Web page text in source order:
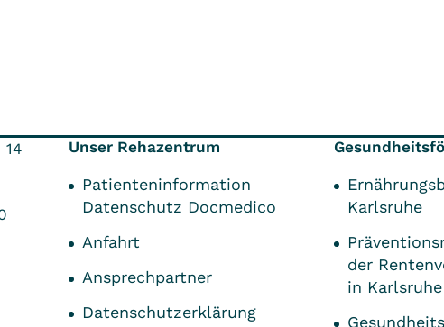
Unser Rehazentrum
Patienteninformation
Datenschutz Docmedico
Anfahrt
Ansprechpartner
Datenschutzerklärung
Karlsruhe
der
in Karlsruhe